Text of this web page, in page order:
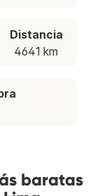
Distancia
4641 km
baratas